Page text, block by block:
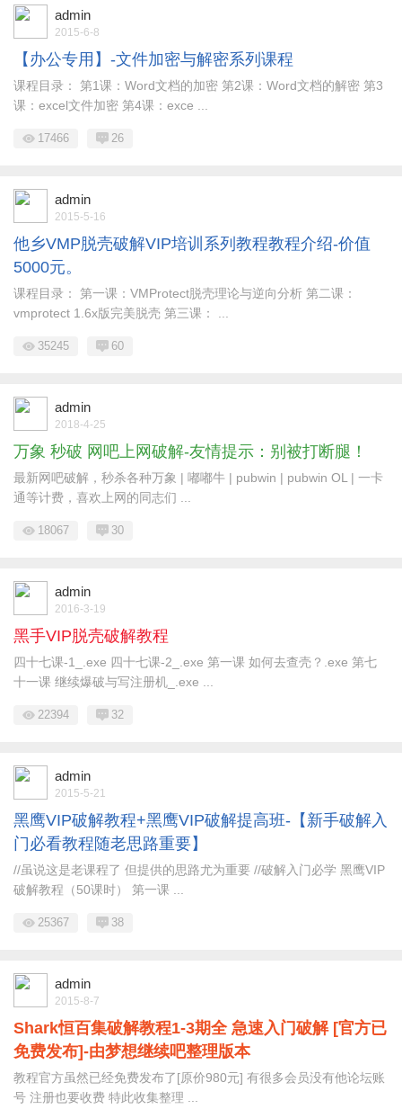
admin
2015-6-8
【办公专用】-文件加密与解密系列课程
课程目录： 第1课：Word文档的加密 第2课：Word文档的解密 第3
课：excel文件加密 第4课：exce ...
17466 26
admin
2015-5-16
他乡VMP脱壳破解VIP培训系列教程教程介绍-价值
5000元。
课程目录： 第一课：VMProtect脱壳理论与逆向分析 第二课：
vmprotect 1.6x版完美脱壳 第三课： ...
35245 60
admin
2018-4-25
万象 秒破 网吧上网破解-友情提示：别被打断腿！
最新网吧破解，秒杀各种万象 | 嘟嘟牛 | pubwin | pubwin OL | 一卡
通等计费，喜欢上网的同志们 ...
18067 30
admin
2016-3-19
黑手VIP脱壳破解教程
四十七课-1_.exe 四十七课-2_.exe 第一课 如何去查壳？.exe 第七
十一课 继续爆破与写注册机_.exe ...
22394 32
admin
2015-5-21
黑鹰VIP破解教程+黑鹰VIP破解提高班-【新手破解入
门必看教程随老思路重要】
//虽说这是老课程了 但提供的思路尤为重要 //破解入门必学 黑鹰VIP
破解教程（50课时） 第一课 ...
25367 38
admin
2015-8-7
Shark恒百集破解教程1-3期全 急速入门破解 [官方已
免费发布]-由梦想继续吧整理版本
教程官方虽然已经免费发布了[原价980元] 有很多会员没有他论坛账
号 注册也要收费 特此收集整理 ...